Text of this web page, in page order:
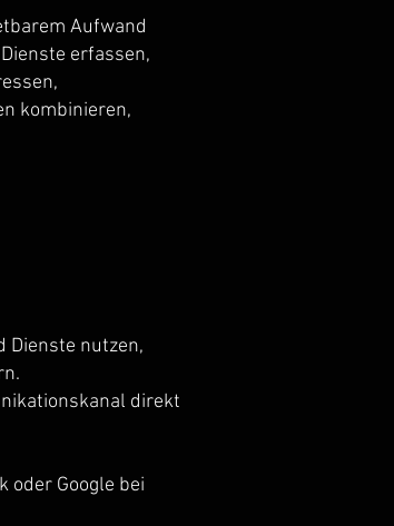
Aufwand
erfassen,
kombinieren,
Dienste nutzen,
direkt
oder Google bei